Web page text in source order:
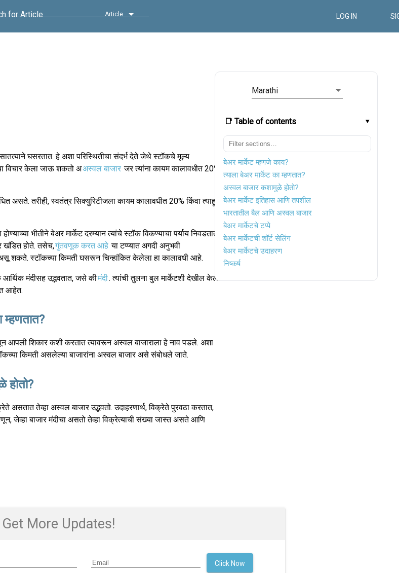
for Article Article LOG IN
Marathi
📑 Table of contents
बेअर मार्केट म्हणजे काय?
त्याला बेअर मार्केट का म्हणतात?
अस्वल बाजार कशामुळे होतो?
बेअर मार्केट इतिहास आणि तपशील
भारतातील बैल आणि अस्वल बाजार
बेअर मार्केटचे टप्पे
बेअर मार्केटची शॉर्ट सेलिंग
बेअर मार्केटचे उदाहरण
निष्कर्ष
सातत्याने घसरतात. हे अशा परिस्थितीचा संदर्भ देते जेथे स्टॉकचे मूल्य
विचार केला जाऊ शकतो अअस्वल बाजार जर त्यांना कायम कालावधीत 20%
असते. तरीही, स्वतंत्र सिक्युरिटीजला कायम कालावधीत 20% किंवा त्याहून
भीतीने बेअर मार्केट दरम्यान त्यांचे स्टॉक विकण्याचा पर्याय निवडतात,
खंडित होते. तसेच,गुंतवणूक करत आहे या टप्प्यात अगदी अनुभवी
शकते. स्टॉकच्या किमती घसरून चिन्हांकित केलेला हा कालावधी आहे.
आर्थिक मंदीसह उद्भवतात, जसे कीमंदी. त्यांची तुलना बुल मार्केटशी देखील केली
आहेत.
म्हणतात?
शिकार कशी करतात त्यावरून अस्वल बाजाराला हे नाव पडले. अशा
किमती असलेल्या बाजारांना अस्वल बाजार असे संबोधले जाते.
होतो?
असतात तेव्हा अस्वल बाजार उद्भवतो. उदाहरणार्थ, विक्रेते पुरवठा करतात,
जेव्हा बाजार मंदीचा असतो तेव्हा विक्रेत्याची संख्या जास्त असते आणि
Get More Updates!
Click Now